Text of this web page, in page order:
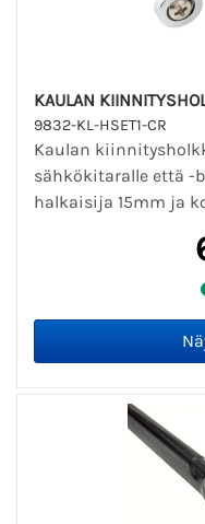
KAULAN
9832-KL-HSET1-CR
Kaulan
sähkökitaralle että -
halkaisija 15mm ja